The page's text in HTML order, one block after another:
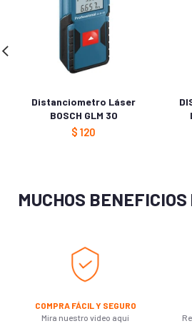
Distanciometro Láser
BOSCH GLM 30
$ 120
MUCHOS
COMPRA FÁCIL Y SEGURO
Mira nuestro video aquí